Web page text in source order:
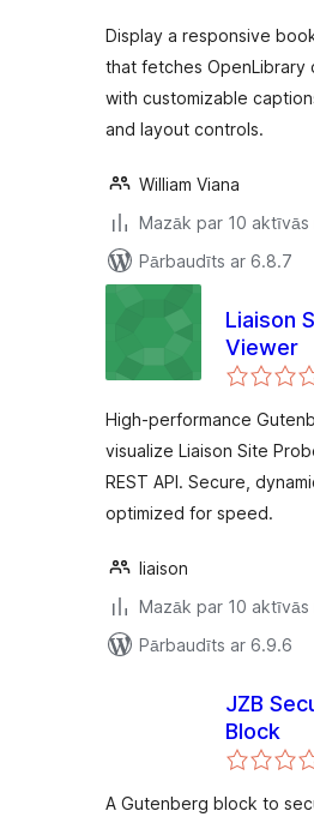
Display a responsive
that fetches OpenLibrary
with customizable
and layout controls.
William Viana
Mazāk par 10 aktīvās
Pārbaudīts ar 6.8.7
Liaison
Viewer
High-performance
visualize Liaison Site
REST API. Secure,
optimized for speed.
liaison
Mazāk par 10 aktīvās
Pārbaudīts ar 6.9.6
JZB
Block
A Gutenberg block to